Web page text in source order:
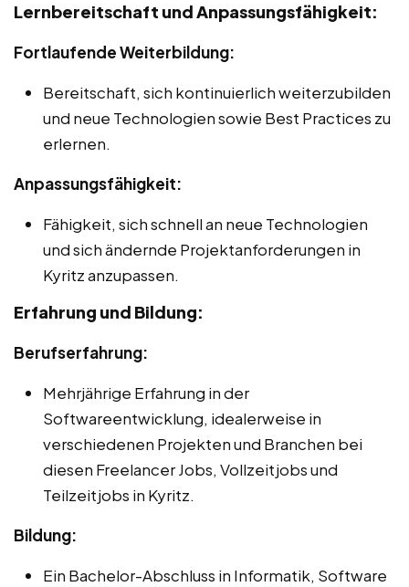
Lernbereitschaft und Anpassungsfähigkeit:
Fortlaufende Weiterbildung:
Bereitschaft, sich kontinuierlich weiterzubilden
und neue Technologien sowie Best Practices zu
erlernen.
Anpassungsfähigkeit:
Fähigkeit, sich schnell an neue Technologien
und sich ändernde Projektanforderungen in
Kyritz anzupassen.
Erfahrung und Bildung:
Berufserfahrung:
Mehrjährige Erfahrung in der
Softwareentwicklung, idealerweise in
verschiedenen Projekten und Branchen bei
diesen Freelancer Jobs, Vollzeitjobs und
Teilzeitjobs in Kyritz.
Bildung:
Ein Bachelor-Abschluss in Informatik, Software